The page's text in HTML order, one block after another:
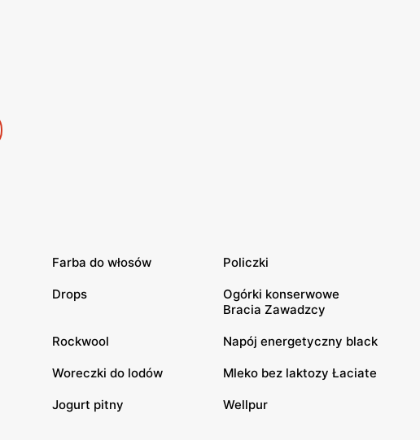
Farba do włosów Policzki
Drops
Ogórki konserwowe
Bracia Zawadzcy
Rockwool Napój energetyczny black
Woreczki do lodów Mleko bez laktozy Łaciate
Jogurt pitny Wellpur